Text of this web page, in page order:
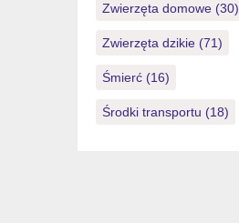
Zwierzęta domowe(30)
Zwierzęta dzikie(71)
Śmierć(16)
Środki transportu (18)